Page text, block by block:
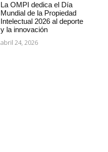
La OMPI dedica el Día
Mundial de la Propiedad
Intelectual 2026 al deporte
y la innovación
abril 24, 2026